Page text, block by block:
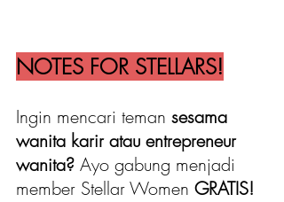
NOTES FOR STELLARS!
Ingin mencari teman sesama
wanita karir atau entrepreneur
wanita? Ayo gabung menjadi
member Stellar Women GRATIS!